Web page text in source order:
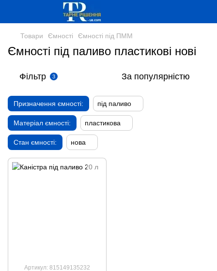
Товари Ємності Ємності під ПММ
Ємності під паливо пластикові нові
Фільтр 3 За популярністю
Призначення ємності: під паливо
Матеріал ємності: пластикова
Стан ємності: нова
Артикул: 815149135232